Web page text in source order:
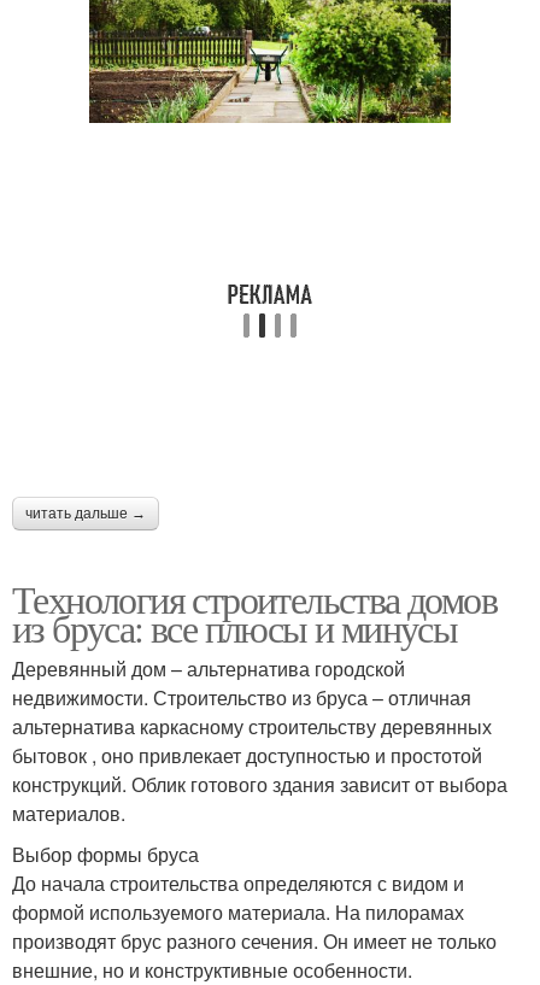
читать дальше →
Технология строительства домов
из бруса: все плюсы и минусы
Деревянный дом – альтернатива городской
недвижимости. Строительство из бруса – отличная
альтернатива каркасному строительству деревянных
бытовок , оно привлекает доступностью и простотой
конструкций. Облик готового здания зависит от выбора
материалов.
Выбор формы бруса
До начала строительства определяются с видом и
формой используемого материала. На пилорамах
производят брус разного сечения. Он имеет не только
внешние, но и конструктивные особенности.